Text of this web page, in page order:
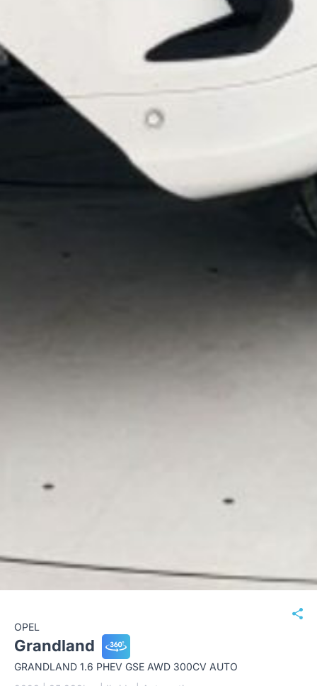
OPEL
Grandland
GRANDLAND 1.6 PHEV GSE AWD 300CV AUTO